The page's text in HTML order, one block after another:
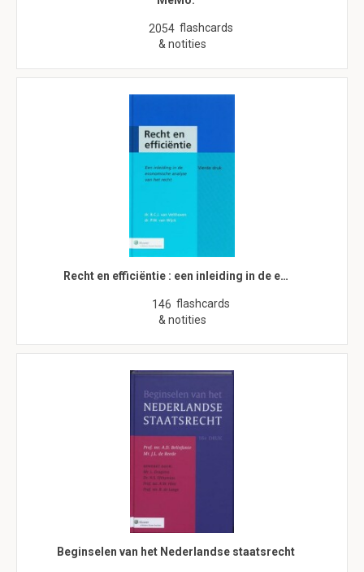
2054 flashcards
& notities
Recht en efficiëntie : een inleiding in de e…
146 flashcards
& notities
Beginselen van het Nederlandse staatsrecht